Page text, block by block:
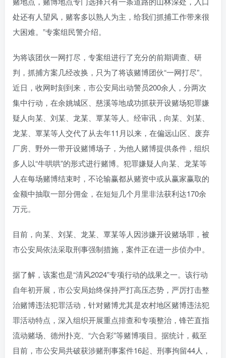
处还有人望风，赌客多以熟人为主，给我们抓捕工作带来很
大困难。”专案组民警介绍。
为将该团伙一网打尽，专案组进行了充分的前期调查、研
判，抓捕方案几经改换，只为了将该赌博团伙“一网打尽”。
近日，收网时刻到来，市公安局出动警员200余人，分两次
集中行动，在余姚城区、慈溪等地成功抓获开设赌场犯罪嫌
疑人向某、刘某、龙某、覃某等人。经审讯，向某、刘某、
龙某、覃某等人交代了从去年11月以来，在偏远山区、废弃
厂房、野外一带开设赌博场子，为他人赌博提供条件，组织
多人以“牛哄哄”的形式进行赌博。犯罪嫌疑人向某、龙某等
人在每场赌博结束时，不论输赢都从赌资中或从赢家赢取的
金额中抽取一部分佣金，在短短几个月里非法获利达170余
万元。
目前，向某、刘某、龙某、覃某等人因涉嫌开设赌场罪，被
市公安局依法采取刑事强制措施，案件正在进一步侦办中。
据了解，该案也是“清风2024”专项行动的战果之一。该行动
自年初开展，市公安局始终保持严打高压态势，严厉打击整
治赌博违法犯罪活动，针对赌博尤其是农村地区赌博违法犯
罪活动特点，深入组织开展重点排查和专项整治，锋芒直指
流动赌场、德州扑克、“六合彩”等赌博项目。据统计，截至
目前，市公安局共破获涉赌刑事案件16起、刑事拘留44人，